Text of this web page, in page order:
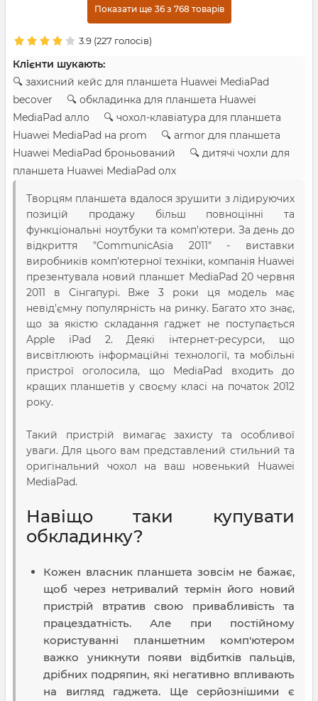
Показати ще 36 з 768 товарів
3.9 (227 голосів)
Клієнти шукають:
🔍 захисний кейс для планшета Huawei MediaPad
becover 🔍 обкладинка для планшета Huawei
MediaPad алло 🔍 чохол-клавіатура для планшета
Huawei MediaPad на prom 🔍 armor для планшета
Huawei MediaPad броньований 🔍 дитячі чохли для
планшета Huawei MediaPad олх
Творцям планшета вдалося зрушити з лідируючих
позицій продажу більш повноцінні та
функціональні ноутбуки та комп'ютери. За день до
відкриття "CommunicAsia 2011" - виставки
виробників комп'ютерної техніки, компанія Huawei
презентувала новий планшет MediaPad 20 червня
2011 в Сінгапурі. Вже 3 роки ця модель має
невід'ємну популярність на ринку. Багато хто знає,
що за якістю складання гаджет не поступається
Apple iPad 2. Деякі інтернет-ресурси, що
висвітлюють інформаційні технології, та мобільні
пристрої оголосила, що MediaPad входить до
кращих планшетів у своєму класі на початок 2012
року.
Такий пристрій вимагає захисту та особливої
уваги. Для цього вам представлений стильний та
оригінальний чохол на ваш новенький Huawei
MediaPad.
Навіщо таки купувати
обкладинку?
Кожен власник планшета зовсім не бажає,
щоб через нетривалий термін його новий
пристрій втратив свою привабливість та
працездатність. Але при постійному
користуванні планшетним комп'ютером
важко уникнути появи відбитків пальців,
дрібних подряпин, які негативно впливають
на вигляд гаджета. Ще серйознішими є